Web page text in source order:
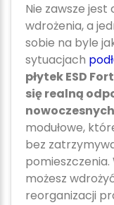
Nie zawsze
wdrożenia, a
sobie na byle
sytuacjach
płytek ESD
się realną
modułowe,
bez
możesz
reorganizacji